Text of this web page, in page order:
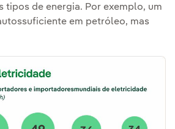
tipos de energia. Por exemplo, um
em petróleo, mas